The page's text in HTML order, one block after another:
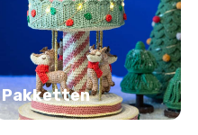
Pakketten